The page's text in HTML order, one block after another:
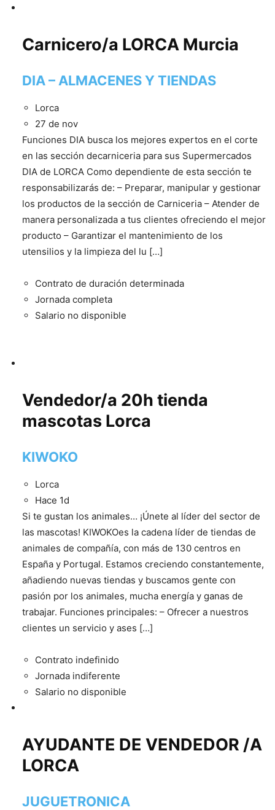
Carnicero/a LORCA Murcia
DIA – ALMACENES Y TIENDAS
Lorca
27 de nov
Funciones DIA busca los mejores expertos en el corte
en las sección decarniceria para sus Supermercados
DIA de LORCA Como dependiente de esta sección te
responsabilizarás de: – Preparar, manipular y gestionar
los productos de la sección de Carniceria – Atender de
manera personalizada a tus clientes ofreciendo el mejor
producto – Garantizar el mantenimiento de los
utensilios y la limpieza del lu […]
Contrato de duración determinada
Jornada completa
Salario no disponible
Vendedor/a 20h tienda
mascotas Lorca
KIWOKO
Lorca
Hace 1d
Si te gustan los animales… ¡Únete al líder del sector de
las mascotas! KIWOKOes la cadena líder de tiendas de
animales de compañía, con más de 130 centros en
España y Portugal. Estamos creciendo constantemente,
añadiendo nuevas tiendas y buscamos gente con
pasión por los animales, mucha energía y ganas de
trabajar. Funciones principales: – Ofrecer a nuestros
clientes un servicio y ases […]
Contrato indefinido
Jornada indiferente
Salario no disponible
AYUDANTE DE VENDEDOR /A
LORCA
JUGUETRONICA